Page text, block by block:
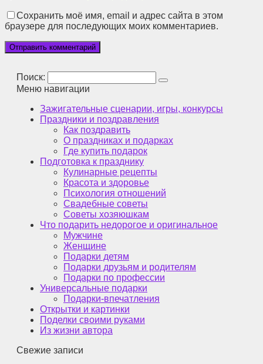
Сохранить моё имя, email и адрес сайта в этом
браузере для последующих моих комментариев.
Поиск:
Меню навигации
Зажигательные сценарии, игры, конкурсы
Праздники и поздравления
Как поздравить
О праздниках и подарках
Где купить подарок
Подготовка к празднику
Кулинарные рецепты
Красота и здоровье
Психология отношений
Свадебные советы
Советы хозяюшкам
Что подарить недорогое и оригинальное
Мужчине
Женщине
Подарки детям
Подарки друзьям и родителям
Подарки по профессии
Универсальные подарки
Подарки-впечатления
Открытки и картинки
Поделки своими руками
Из жизни автора
Свежие записи